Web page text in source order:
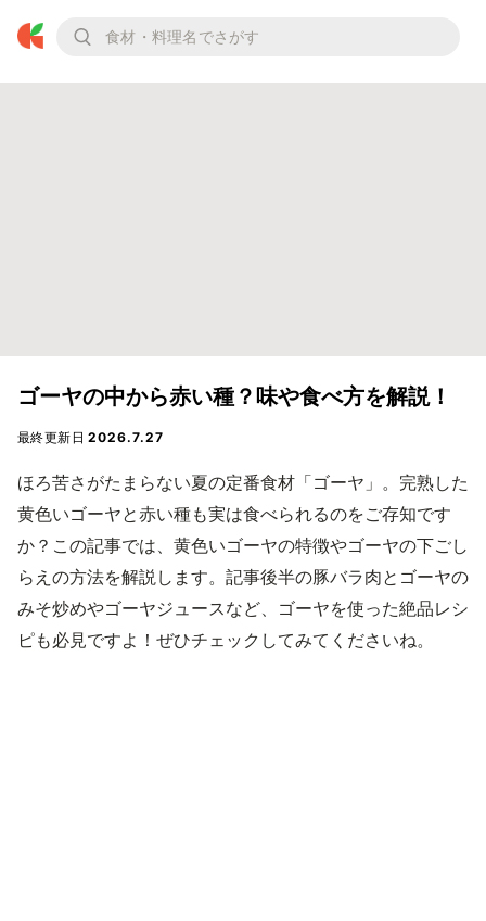
ゴーヤの中から赤い種？味や食べ方を解説！
最終更新日2026.7.27
ほろ苦さがたまらない夏の定番食材「ゴーヤ」。完熟した
黄色いゴーヤと赤い種も実は食べられるのをご存知です
か？この記事では、黄色いゴーヤの特徴やゴーヤの下ごし
らえの方法を解説します。記事後半の豚バラ肉とゴーヤの
みそ炒めやゴーヤジュースなど、ゴーヤを使った絶品レシ
ピも必見ですよ！ぜひチェックしてみてくださいね。